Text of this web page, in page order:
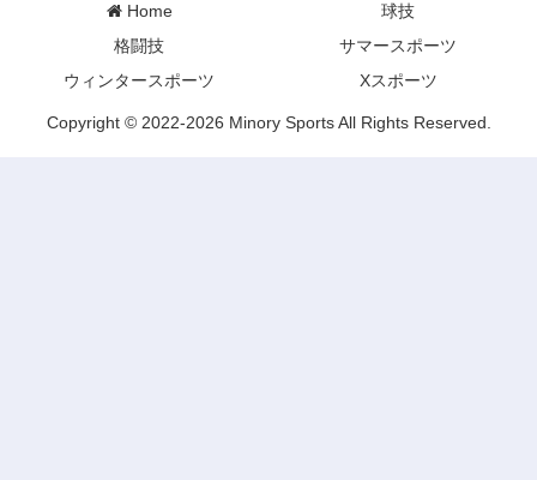
Home
球技
格闘技
サマースポーツ
ウィンタースポーツ
Xスポーツ
Copyright © 2022-2026 Minory Sports All Rights Reserved.